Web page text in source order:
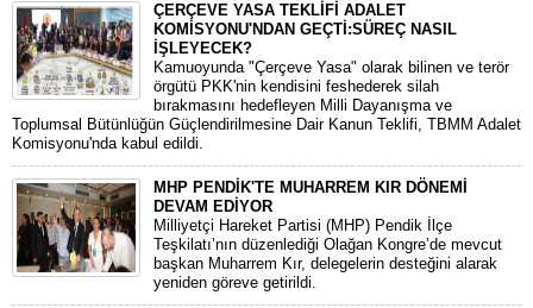
ÇERÇEVE YASA TEKLİFİ ADALET
KOMİSYONU'NDAN GEÇTİ:SÜREÇ NASIL
İŞLEYECEK?
​Kamuoyunda "Çerçeve Yasa" olarak bilinen ve terör
örgütü PKK'nin kendisini feshederek silah
bırakmasını hedefleyen Milli Dayanışma ve
Toplumsal Bütünlüğün Güçlendirilmesine Dair Kanun Teklifi, TBMM Adalet
Komisyonu'nda kabul edildi.
MHP PENDİK'TE MUHARREM KIR DÖNEMİ
DEVAM EDİYOR
​Milliyetçi Hareket Partisi (MHP) Pendik İlçe
Teşkilatı’nın düzenlediği Olağan Kongre’de mevcut
başkan Muharrem Kır, delegelerin desteğini alarak
yeniden göreve getirildi.